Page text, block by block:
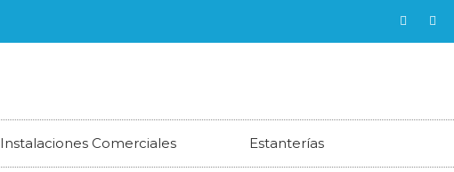
Instalaciones Comerciales Estanterías